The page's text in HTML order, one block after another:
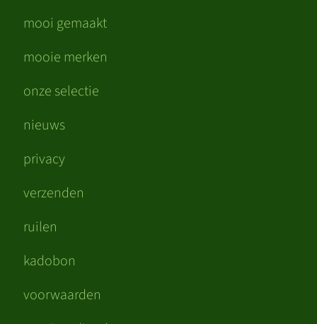
mooi gemaakt
mooie merken
onze selectie
nieuws
privacy
verzenden
ruilen
kadobon
voorwaarden